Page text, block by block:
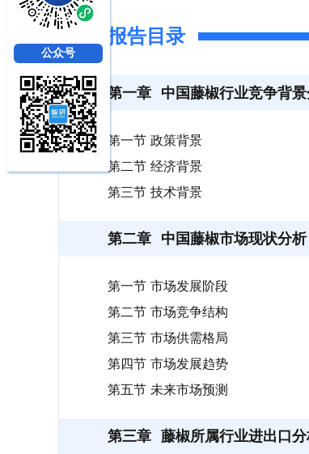
报告目录
第一章 中国藤椒行业竞争背
第一节 政策背景
第二节 经济背景
第三节 技术背景
第二章 中国藤椒市场现状分析
第一节 市场发展阶段
第二节 市场竞争结构
第三节 市场供需格局
第四节 市场发展趋势
第五节 未来市场预测
第三章 藤椒所属行业进出口
公众号